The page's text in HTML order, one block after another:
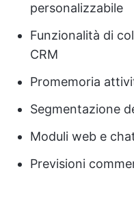
personalizzabile
Funzionalità di
CRM
Promemoria
Segmentazione
Moduli web e
Previsioni